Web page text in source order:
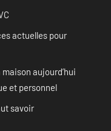
actuelles pour
aujourd’hui
et personnel
savoir